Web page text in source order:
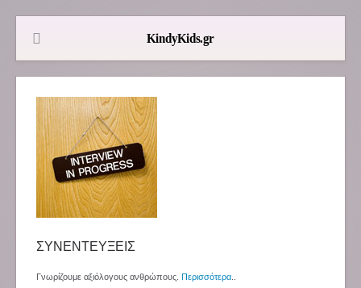
ΣΥΝΕΝΤΕΥΞΕΙΣ
Γνωρίζουμε αξιόλογους ανθρώπους. Περισσότερα